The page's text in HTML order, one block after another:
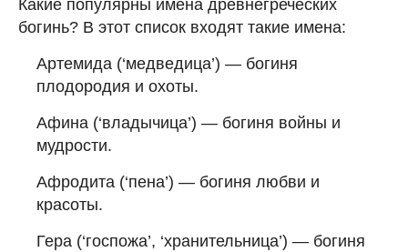
Какие популярны имена древнегреческих
богинь? В этот список входят такие имена:
Артемида (‘медведица’) — богиня
плодородия и охоты.
Афина (‘владычица’) — богиня войны и
мудрости.
Афродита (‘пена’) — богиня любви и
красоты.
Гера (‘госпожа’, ‘хранительница’) — богиня